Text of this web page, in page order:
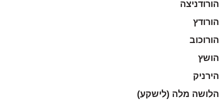
הורודניצה
הורודץ
הורוכוב
הושץ
הירניק
הלושה מלה (לישקע)